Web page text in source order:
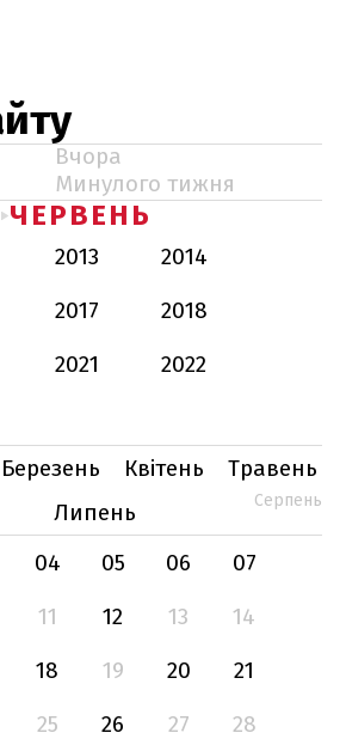
Вчора
Минулого тижня
ЧЕРВЕНЬ
2013
2014
2017
2018
2021
2022
Березень Квітень
Травень
Липень Серпень
04 05 06
07
11 12 13
14
18 19 20
21
25 26 27
28